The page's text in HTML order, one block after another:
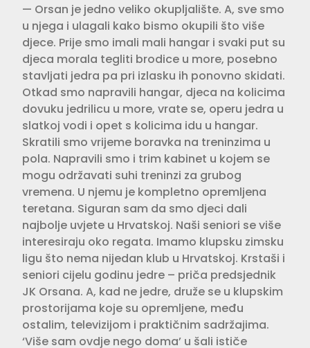
— Orsan je jedno veliko okupljalište. A, sve smo
u njega i ulagali kako bismo okupili što više
djece. Prije smo imali mali hangar i svaki put su
djeca morala tegliti brodice u more, posebno
stavljati jedra pa pri izlasku ih ponovno skidati.
Otkad smo napravili hangar, djeca na kolicima
dovuku jedrilicu u more, vrate se, operu jedra u
slatkoj vodi i opet s kolicima idu u hangar.
Skratili smo vrijeme boravka na treninzima u
pola. Napravili smo i trim kabinet u kojem se
mogu održavati suhi treninzi za grubog
vremena. U njemu je kompletno opremljena
teretana. Siguran sam da smo djeci dali
najbolje uvjete u Hrvatskoj. Naši seniori se više
interesiraju oko regata. Imamo klupsku zimsku
ligu što nema nijedan klub u Hrvatskoj. Krstaši i
seniori cijelu godinu jedre – priča predsjednik
JK Orsana. A, kad ne jedre, druže se u klupskim
prostorijama koje su opremljene, među
ostalim, televizijom i praktičnim sadržajima.
‘Više sam ovdje nego doma’ u šali ističe